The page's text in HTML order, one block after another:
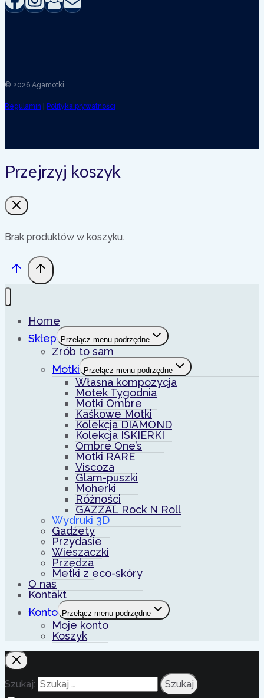
© 2026 Agamotki
Regulamin Polityka prywatności
Przejrzyj koszyk
Brak produktów w koszyku.
Home
Sklep Przełącz menu podrzędne
Zrób to sam
Motki Przełącz menu podrzędne
Własna kompozycja
Motek Tygodnia
Motki Ombre
Kaśkowe Motki
Kolekcja DIAMOND
Kolekcja ISKIERKI
Ombre One’s
Motki RARE
Viscoza
Glam-puszki
Moherki
Różności
GAZZAL Rock N Roll
Wydruki 3D
Gadżety
Przydasie
Wieszaczki
Przędza
Metki z eco-skóry
O nas
Kontakt
Konto Przełącz menu podrzędne
Moje konto
Koszyk
Szukaj: